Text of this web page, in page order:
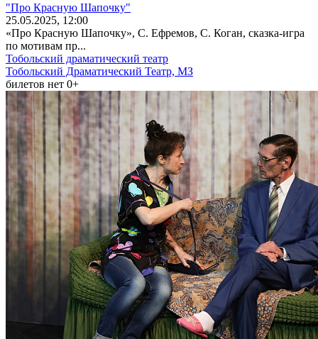
"Про Красную Шапочку"
25.05.2025, 12:00
«Про Красную Шапочку», С. Ефремов, С. Коган, сказка-игра
по мотивам пр...
Тобольский драматический театр
Тобольский Драматический Театр, МЗ
билетов нет 0+